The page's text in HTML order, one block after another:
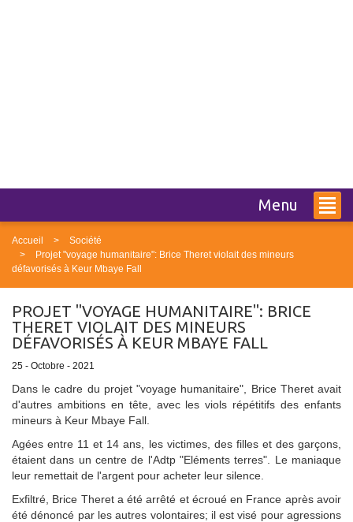
Menu
Accueil
Société
Projet "voyage humanitaire": Brice Theret violait des mineurs
défavorisés à Keur Mbaye Fall
PROJET "VOYAGE HUMANITAIRE": BRICE
THERET VIOLAIT DES MINEURS
DÉFAVORISÉS À KEUR MBAYE FALL
25 - Octobre - 2021
Dans le cadre du projet "voyage humanitaire", Brice Theret avait
d'autres ambitions en tête, avec les viols répétitifs des enfants
mineurs à Keur Mbaye Fall.
Agées entre 11 et 14 ans, les victimes, des filles et des garçons,
étaient dans un centre de l'Adtp "Eléments terres". Le maniaque
leur remettait de l'argent pour acheter leur silence.
Exfiltré, Brice Theret a été arrêté et écroué en France après avoir
été dénoncé par les autres volontaires; il est visé pour agressions